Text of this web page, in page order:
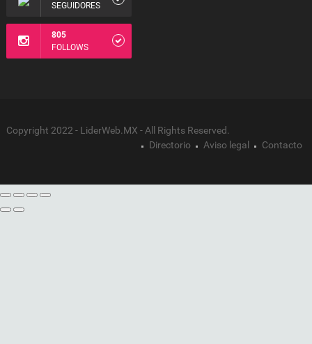
SEGUIDORES
805
FOLLOWS
Copyright 2022 - LiderWeb.MX - All Rights Reserved.
Directorio
Aviso legal Contacto